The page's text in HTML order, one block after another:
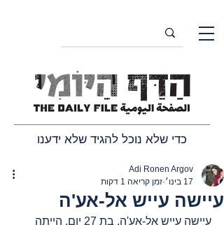
כדי שלא נוכל להגיד שלא ידענו
עיישה עייש אל-אע'ה
Adi Ronen Argov
17 בינו׳
זמן קריאה 1 דקות
עיישה עייש אל-אע'ה, בת 27 יום, הייתה